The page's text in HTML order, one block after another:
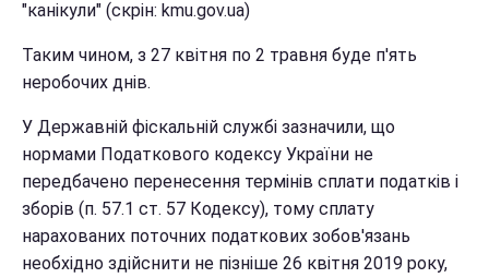
"канікули" (скрін: kmu.gov.ua)
Таким чином, з 27 квітня по 2 травня буде п'ять
неробочих днів.
У Державній фіскальній службі зазначили, що
нормами Податкового кодексу України не
передбачено перенесення термінів сплати податків і
зборів (п. 57.1 ст. 57 Кодексу), тому сплату
нарахованих поточних податкових зобов'язань
необхідно здійснити не пізніше 26 квітня 2019 року,